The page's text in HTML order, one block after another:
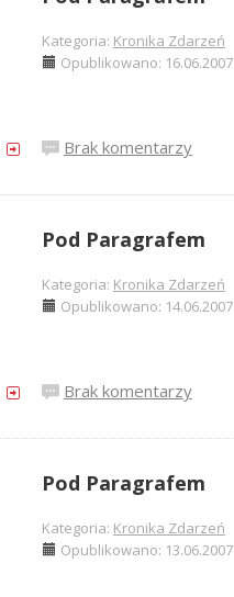
Kategoria: Kronika Zdarzeń
Opublikowano: 16.06.2007
Brak komentarzy
Pod Paragrafem
Kategoria: Kronika Zdarzeń
Opublikowano: 14.06.2007
Brak komentarzy
Pod Paragrafem
Kategoria: Kronika Zdarzeń
Opublikowano: 13.06.2007